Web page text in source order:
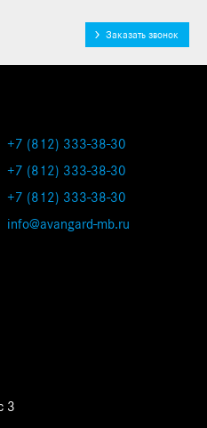
Заказать звонок
+7 (812) 333-38-30
+7 (812) 333-38-30
+7 (812) 333-38-30
info@avangard-mb.ru
3